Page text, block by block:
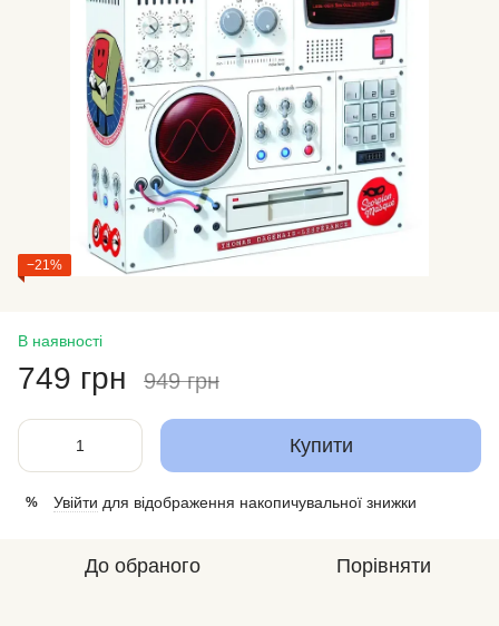
−21%
В наявності
749 грн 949 грн
Купити
% Увійти для відображення накопичувальної знижки
До обраного Порівняти